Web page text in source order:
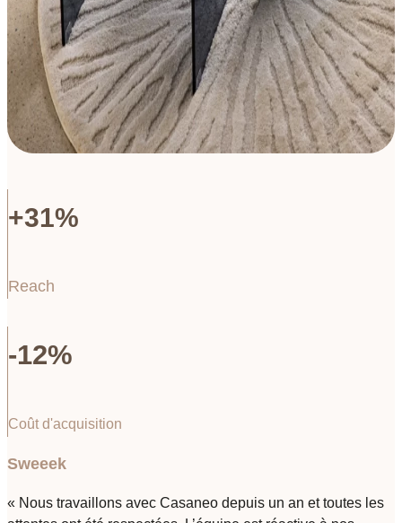
+31%
Reach
-12%
Coût d'acquisition
Sweeek
« Nous travaillons avec Casaneo depuis un an et toutes les